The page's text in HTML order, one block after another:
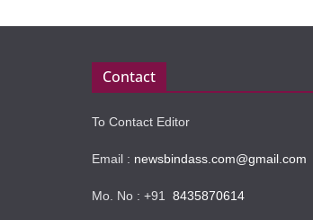
Contact
To Contact Editor
Email : newsbindass.com@gmail.com
Mo. No : +91 8435870614